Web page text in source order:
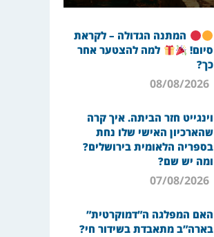
המתנה הגדולה – לקראת
סיום!
למה להצטער אחר
כך?
08/08/2026
וינגייט חזר הביתה. איך קרה
שהארכיון האישי שלו נחת
בספריה הלאומית בירושלים?
ומה יש שם?
07/08/2026
האם המפלגה ה”דמוקרטית”
בארה”ב מתאבדת בשידור חי?